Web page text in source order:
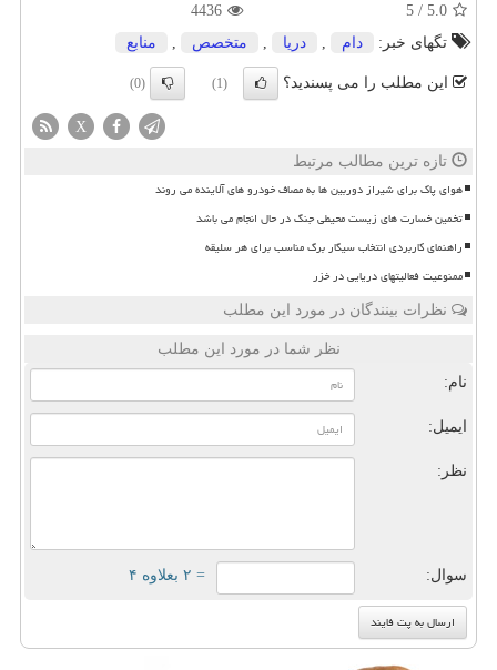
5.0
/
5
4436
تگهای خبر:
دام دریا متخصص منابع
این مطلب را می پسندید؟ (1)
(0)
X
تازه ترین مطالب مرتبط
هوای پاک برای شیراز دوربین ها به مصاف خودرو های آلاینده می روند
تخمین خسارت های زیست محیطی جنگ در حال انجام می باشد
راهنمای کاربردی انتخاب سیگار برگ مناسب برای هر سلیقه
ممنوعیت فعالیتهای دریایی در خزر
نظرات بینندگان در مورد این مطلب
نظر شما در مورد این مطلب
نام:
ایمیل:
نظر:
سوال: = ۲ بعلاوه ۴